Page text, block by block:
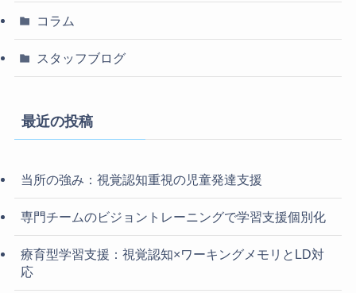
コラム
スタッフブログ
最近の投稿
当所の強み：視覚認知重視の児童発達支援
専門チームのビジョントレーニングで学習支援個別化
療育型学習支援：視覚認知×ワーキングメモリとLD対
応